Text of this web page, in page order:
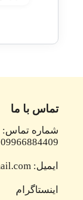
تماس با ما
شماره تماس: 09226321564
09966884409
ایمیل: ehs.tolouie@gmail.com
اینستاگرام